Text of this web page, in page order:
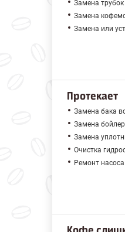
Замена трубок
Замена
Замена или
Протекает
Замена бака
Замена
Замена
Очистка
Ремонт насоса